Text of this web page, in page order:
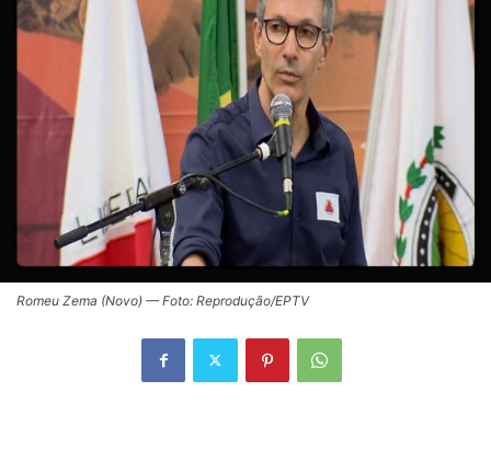
Romeu Zema (Novo) — Foto: Reprodução/EPTV